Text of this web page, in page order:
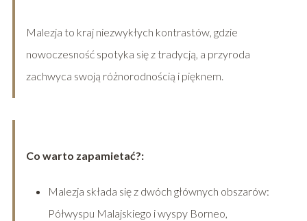
Malezja to kraj niezwykłych kontrastów, gdzie
nowoczesność spotyka się z tradycją, a przyroda
zachwyca swoją różnorodnością i pięknem.
Co warto zapamietać?:
Malezja składa się z dwóch głównych obszarów:
Półwyspu Malajskiego i wyspy Borneo,